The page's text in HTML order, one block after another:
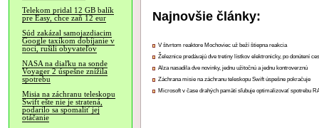
Telekom pridal 12 GB balík
pre Easy, chce zaň 12 eur
Súd zakázal samojazdiacim
Google taxíkom dobíjanie v
noci, rušili obyvateľov
NASA na diaľku na sonde
Voyager 2 úspešne znížila
spotrebu
Misia na záchranu teleskopu
Swift ešte nie je stratená,
podarilo sa spomaliť jej
otáčanie
Najnovšie články:
V štvrtom reaktore Mochoviec už beží štiepna reakcia
Železnice predávajú dve tretiny lístkov elektronicky, po donútení
Alza nasadila dve novinky, jednu užitočnú a jednu kontroverznú
Záchrana misie na záchranu teleskopu Swift úspešne pokračuje
Microsoft v čase drahých pamätí sľubuje optimalizovať spotrebu